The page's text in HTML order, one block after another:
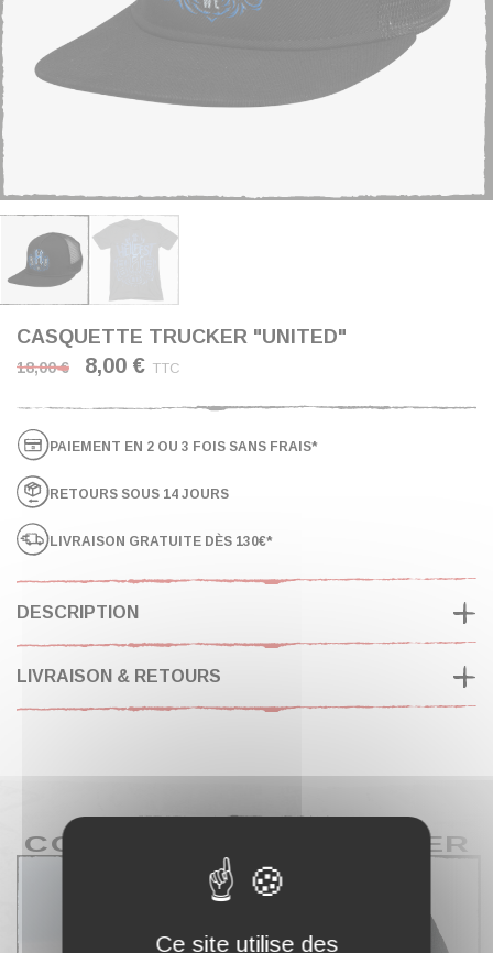
CASQUETTE TRUCKER "UNITED"
18,00 € 8,00 € TTC
LIVRAISON GRATUITE DÈS 130€*
RETOURS SOUS 14 JOURS
PAIEMENT EN 2 OU 3 FOIS SANS FRAIS*
DESCRIPTION
LIVRAISON & RETOURS
COMPLÉTER MON PANIER
Ce site utilise des